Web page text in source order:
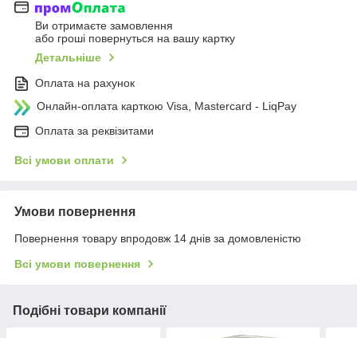
Ви отримаєте замовлення
або гроші повернуться на вашу картку
Детальніше
Оплата на рахунок
Онлайн-оплата карткою Visa, Mastercard - LiqPay
Оплата за реквізитами
Всі умови оплати
Умови повернення
Повернення товару впродовж 14 днів за домовленістю
Всі умови повернення
Подібні товари компанії